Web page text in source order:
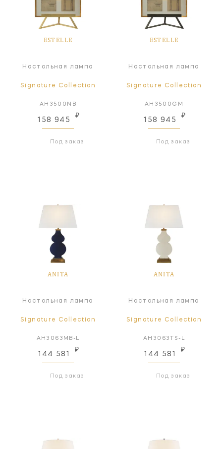
ESTELLE
Настольная лампа
Signature Collection
AH3500NB
158 945
₽
Под заказ
ESTELLE
Настольная лампа
Signature Collection
AH3500GM
158 945
₽
Под заказ
ANITA
Настольная лампа
Signature Collection
AH3063MB-L
144 581
₽
Под заказ
ANITA
Настольная лампа
Signature Collection
AH3063TS-L
144 581
₽
Под заказ